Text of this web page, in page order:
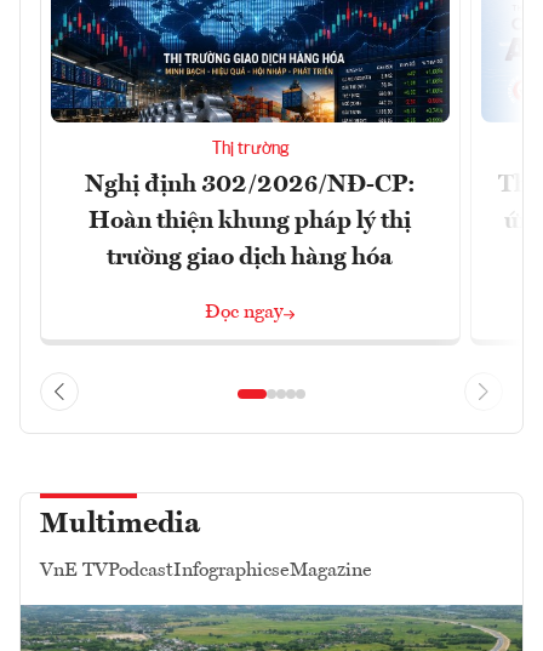
Thị trường
Nghị định 302/2026/NĐ-CP:
Hoàn thiện khung pháp lý thị
trường giao dịch hàng hóa
Đọc ngay
Multimedia
VnE TVPodcastInfographicseMagazine